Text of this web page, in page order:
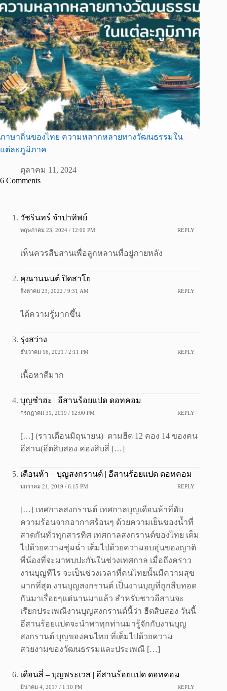
ภาษาถิ่นของไทย ความหลากหลายทางวัฒนธรรมใน
แต่ละภูมิภาค
ตุลาคม 11, 2024
6 Comments
วัชรินทร์ จำปาทิพย์
พฤษภาคม 23, 2024 / 12:00 PM REPLY
เห็นควรสืบสานเพื่อลูกหลานที่อยู่ภายหลัง
คุณานนนต์ ปิดสาโย
สิงหาคม 23, 2022 / 9:31 AM REPLY
ได้ความรู้มากขึ้น
รุ่งสว่าง
ธันวาคม 16, 2021 / 2:11 PM REPLY
เนื้อหาดีมาก
บุญซำฮะ | อีสานร้อยแปด ดอทคอม
กรกฎาคม 31, 2019 / 12:00 PM REPLY
[…] (ราวเดือนมิถุนายน) ตามฮีต 12 คอง 14 ของคน
อีสาน(ฮีตสิบสอง คองสิบสี่ […]
เดือนห้า – บุญสงกรานต์ | อีสานร้อยแปด ดอทคอม
มกราคม 21, 2019 / 6:15 PM REPLY
[…] เทศกาลสงกรานต์ เทศกาลบุญเดือนห้าที่ดับ
ความร้อนจากอากาศร้อนๆ ด้วยความเย็นของน้ำที่
สาดกันทั่วทุกสารทิศ เทศกาลสงกรานต์ของไทย เต็ม
ไปด้วยความชุ่มฉ่ำ เต็มไปด้วยความอบอุ่นของญาติ
พี่น้องที่จะมาพบปะกันในช่วงเทศกาล เมื่อถึงคราว
งานบุญทีไร จะเป็นช่วงเวลาที่คนไทยนั้นมีความสุข
มากที่สุด งานบุญสงกรานต์ เป็นงานบุญที่ถูกสืบทอด
กันมาเรื่อยๆแต่นานมาแล้ว สำหรับชาวอีสานจะ
เรียกประเพณีงานบุญสงกรานต์นี้ว่า ฮีตสิบสอง วันนี้
อีสานร้อยแปดจะนำพาทุกท่านมารู้จักกับงานบุญ
สงกรานต์ บุญของคนไทย ที่เต็มไปด้วยความ
สวยงามของวัฒนธรรมและประเพณี […]
เดือนสี่ – บุญพระเวส | อีสานร้อยแปด ดอทคอม
มีนาคม 4, 2017 / 1:10 PM REPLY